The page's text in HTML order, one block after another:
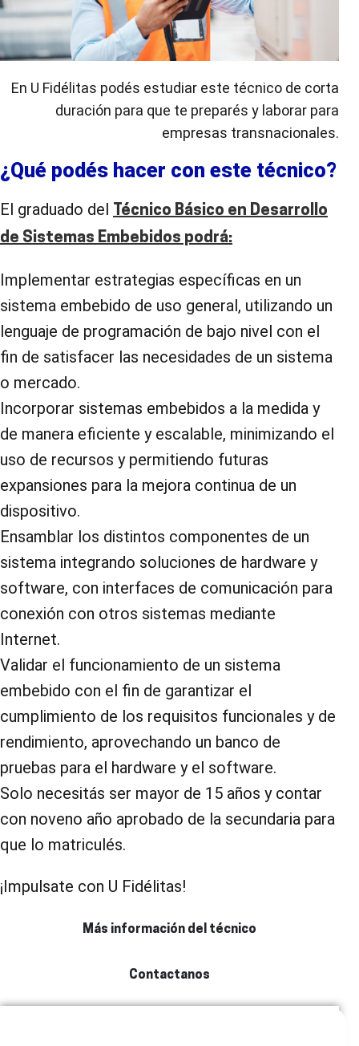
En U Fidélitas podés estudiar este técnico de corta
duración para que te preparés y laborar para
empresas transnacionales.
¿Qué podés hacer con este técnico?
El graduado del Técnico Básico en Desarrollo
de Sistemas Embebidos podrá:
Implementar estrategias específicas en un
sistema embebido de uso general, utilizando un
lenguaje de programación de bajo nivel con el
fin de satisfacer las necesidades de un sistema
o mercado.
Incorporar sistemas embebidos a la medida y
de manera eficiente y escalable, minimizando el
uso de recursos y permitiendo futuras
expansiones para la mejora continua de un
dispositivo.
Ensamblar los distintos componentes de un
sistema integrando soluciones de hardware y
software, con interfaces de comunicación para
conexión con otros sistemas mediante
Internet.
Validar el funcionamiento de un sistema
embebido con el fin de garantizar el
cumplimiento de los requisitos funcionales y de
rendimiento, aprovechando un banco de
pruebas para el hardware y el software.
Solo necesitás ser mayor de 15 años y contar
con noveno año aprobado de la secundaria para
que lo matriculés.
¡Impulsate con U Fidélitas!
Más información del técnico
Contactanos